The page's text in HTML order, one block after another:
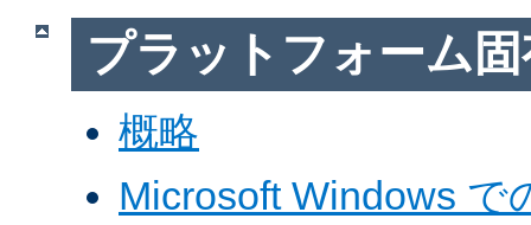
プラットフォーム
概略
Microsoft Windows で